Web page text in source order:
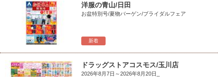
新着
洋服の青山/日田
お盆特別号/夏物バーゲン/ブライダルフェア
ドラッグストアコスモス/玉川店
2026年8月7日～2026年8月20日_